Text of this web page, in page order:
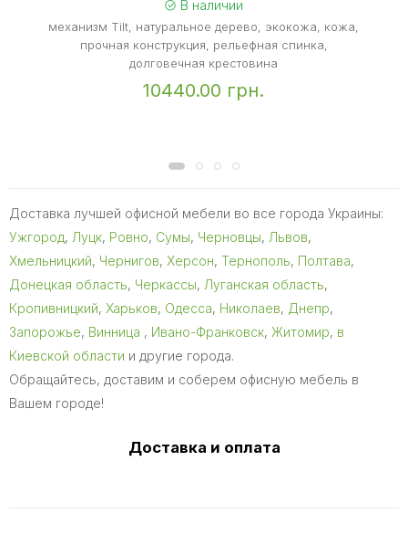
В наличии
механизм Tilt, натуральное дерево, экокожа, кожа,
прочная конструкция, рельефная спинка,
долговечная крестовина
10440.00 грн.
Доставка лучшей офисной мебели во все города Украины:
Ужгород, Луцк, Ровно, Сумы, Черновцы, Львов,
Хмельницкий, Чернигов, Херсон, Тернополь, Полтава,
Донецкая область, Черкассы, Луганская область,
Кропивницкий, Харьков, Одесса, Николаев, Днепр,
Запорожье, Винница , Ивано-Франковск, Житомир, в
Киевской области и другие города.
Обращайтесь, доставим и соберем офисную мебель в
Вашем городе!
Доставка и оплата